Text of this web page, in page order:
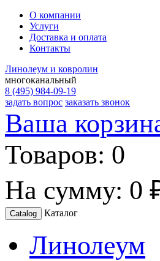
О компании
Услуги
Доставка и оплата
Контакты
Линолеум и ковролин
многоканальный
8 (495) 984-09-19
задать вопрос заказать звонок
Ваша
Товаров: 0
На сумму: 0
Catalog Каталог
Линолеум